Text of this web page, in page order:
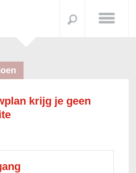
krijg je geen